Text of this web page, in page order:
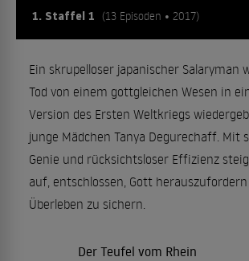
1. Staffel 1 (13 Episoden • 2017)
Ein skrupelloser japanischer Salaryman
Tod von einem gottgleichen Wesen in
Version des Ersten Weltkriegs
junge Mädchen Tanya Degurechaff. Mit
Genie und rücksichtsloser Effizienz
auf, entschlossen, Gott
Überleben zu sichern.
Der Teufel vom Rhein